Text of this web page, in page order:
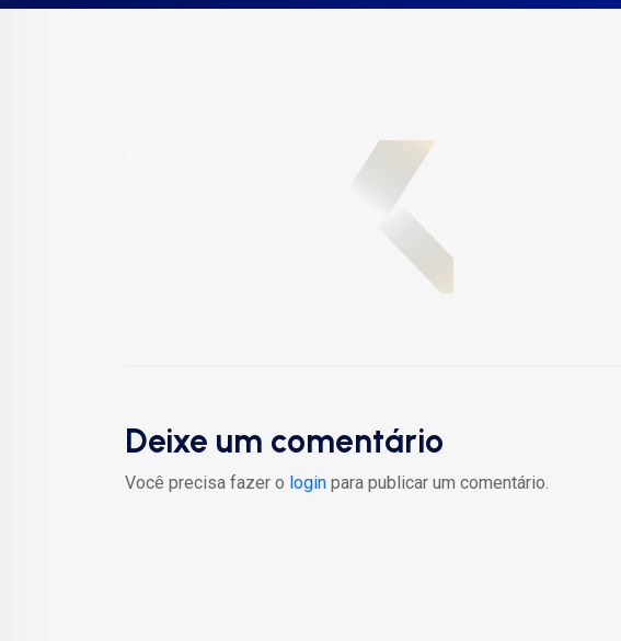
Deixe um comentário
Você precisa fazer o login para publicar um comentário.